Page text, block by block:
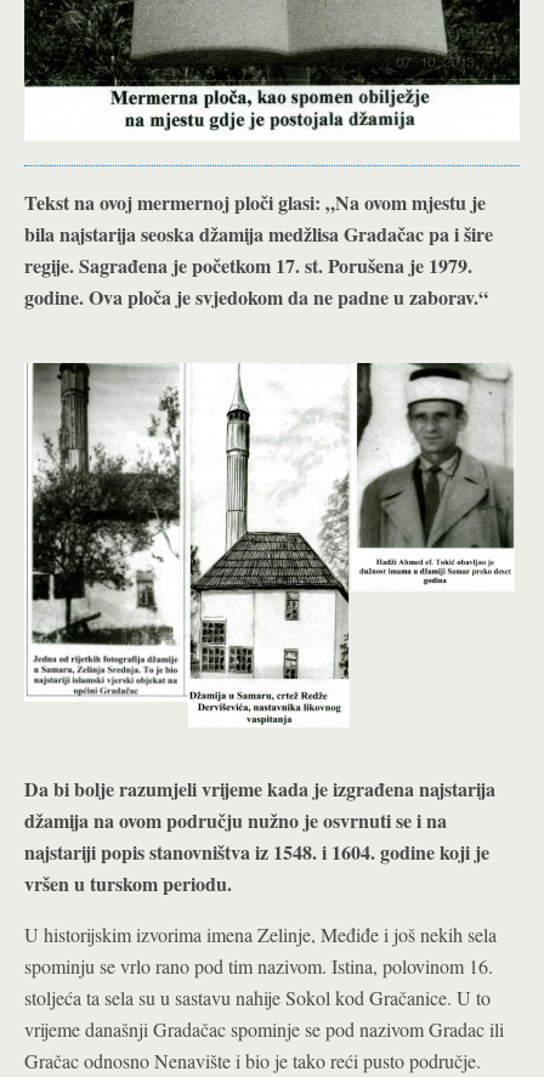
Tekst na ovoj mermernoj ploči glasi: „Na ovom mjestu je
bila najstarija seoska džamija medžlisa Gradačac pa i šire
regije. Sagrađena je početkom 17. st. Porušena je 1979.
godine. Ova ploča je svjedokom da ne padne u zaborav.“
Da bi bolje razumjeli vrijeme kada je izgrađena najstarija
džamija na ovom području nužno je osvrnuti se i na
najstariji popis stanovništva iz 1548. i 1604. godine koji je
vršen u turskom periodu.
U historijskim izvorima imena Zelinje, Međiđe i još nekih sela
spominju se vrlo rano pod tim nazivom. Istina, polovinom 16.
stoljeća ta sela su u sastavu nahije Sokol kod Gračanice. U to
vrijeme današnji Gradačac spominje se pod nazivom Gradac ili
Gračac odnosno Nenavište i bio je tako reći pusto područje.